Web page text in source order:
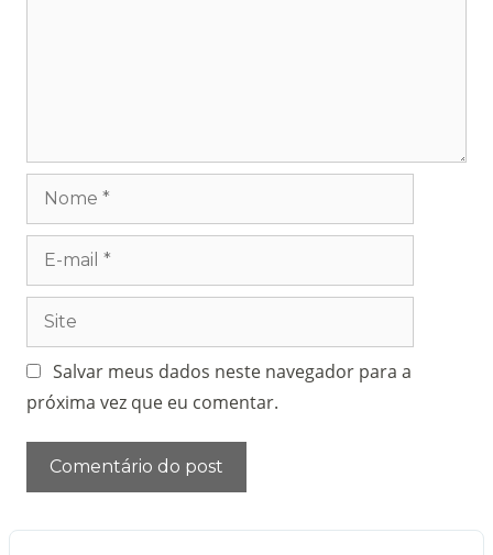
Salvar meus dados neste navegador para a
próxima vez que eu comentar.